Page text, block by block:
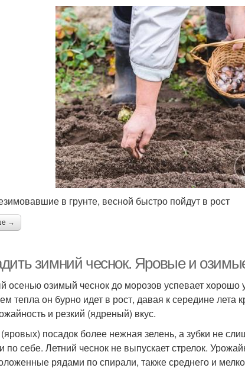
в грунте, весной быстро пойдут в рост
→
зимний чеснок. Яровые и
осенью озимый чеснок до морозов успевает хорошо
тепла он бурно идет в рост, давая к середине
и резкий (ядреный) вкус.
посадок более нежная зелень, а зубки не
по себе. Летний чеснок не выпускает стрелок.
рядами по спирали, также среднего и